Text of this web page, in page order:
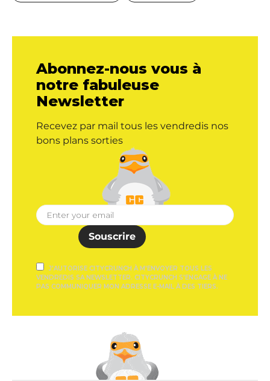
Abonnez-nous vous à
notre fabuleuse
Newsletter
Recevez par mail tous les vendredis nos
bons plans sorties
Souscrire
J'AUTORISE CITYCRUNCH À M'ENVOYER TOUS LES
VENDREDIS SA NEWSLETTER. CITYCRUNCH S'ENGAGE À NE
PAS COMMUNIQUER MON ADRESSE E-MAIL À DES TIERS.